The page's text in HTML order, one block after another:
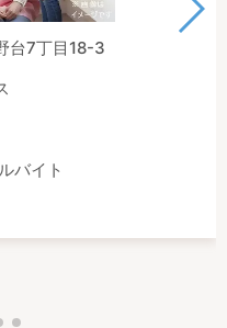
台7丁目18-3
バイト